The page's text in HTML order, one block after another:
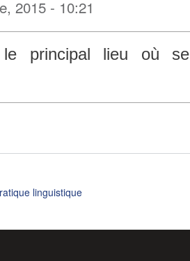
2015 - 10:21
le principal lieu où